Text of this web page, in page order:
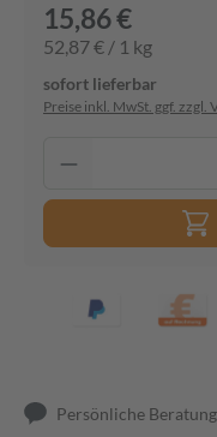
15,86 €
52,87 € / 1 kg
sofort lieferbar
Preise inkl. MwSt. ggf. zzgl.
Persönliche Beratung